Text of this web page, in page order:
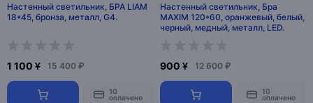
Настенный светильник, БРА LIAM
18*45, бронза, металл, G4.
1 100 ¥ 15 400 ₽
10
оплачено
Настенный светильник, Бра
MAXIM 120*60, оранжевый, белый,
черный, медный, металл, LED.
900 ¥ 12 600 ₽
10
оплачено